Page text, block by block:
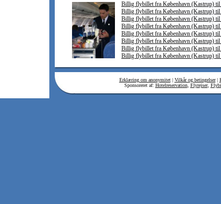
Billig flybillet fra København (Kastrup) til
Billig flybillet fra København (Kastrup) til
Billig flybillet fra København (Kastrup) til
Billig flybillet fra København (Kastrup) til
Billig flybillet fra København (Kastrup) til
Billig flybillet fra København (Kastrup) til
Billig flybillet fra København (Kastrup) til
Billig flybillet fra København (Kastrup) til
Erklæring om anonymitet| Vilkår og betingelser|
Sponsoreret af: Hotelreservation, Flyrejser,